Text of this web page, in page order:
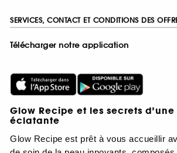
SERVICES, CONTACT ET CONDITIONS DES
Télécharger notre application
Glow Recipe et les secrets
éclatante
Glow Recipe est prêt à vous accueillir